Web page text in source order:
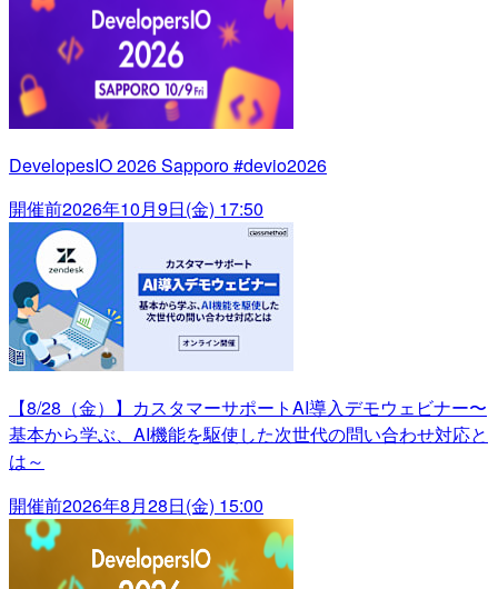
DevelopesIO 2026 Sapporo #devio2026
開催前2026年10月9日(金) 17:50
【8/28（金）】カスタマーサポートAI導入デモウェビナー〜
基本から学ぶ、AI機能を駆使した次世代の問い合わせ対応と
は～
開催前2026年8月28日(金) 15:00